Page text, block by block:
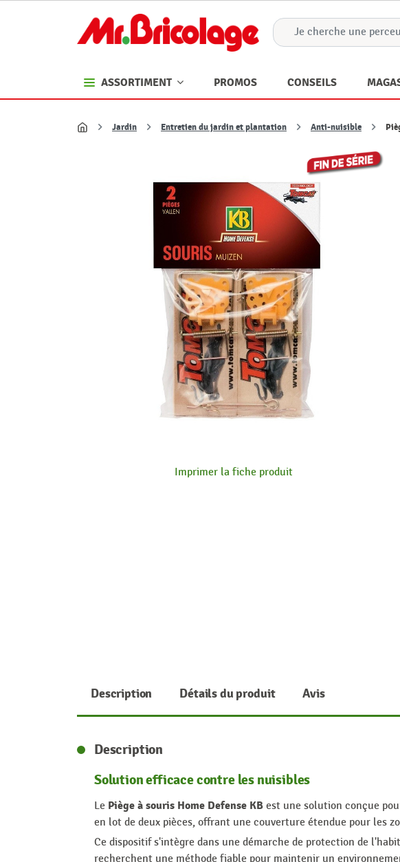
ASSORTIMENT PROMOS CONSEILS
Accueil
Jardin Entretien du jardin et plantation Anti-nuisible
Imprimer la fiche produit
Description Détails du produit Avis
Description
Solution efficace contre les nuisibles
Le Piège à souris Home Defense KB est une solution conçue
en lot de deux pièces, offrant une couverture étendue pour les
Ce dispositif s'intègre dans une démarche de protection de
recherchent une méthode fiable pour maintenir un